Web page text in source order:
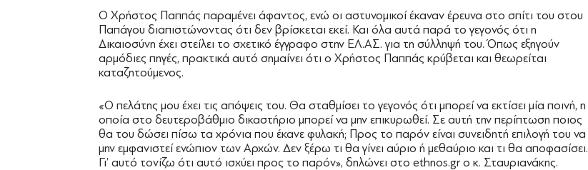
Ο Χρήστος Παππάς παραμένει άφαντος, ενώ οι αστυνομικοί έκαναν έρευνα στο σπίτι του στου
Παπάγου διαπιστώνοντας ότι δεν βρίσκεται εκεί. Και όλα αυτά παρά το γεγονός ότι η
Δικαιοσύνη έχει στείλει το σχετικό έγγραφο στην ΕΛ.ΑΣ. για τη σύλληψή του. Όπως εξηγούν
αρμόδιες πηγές, πρακτικά αυτό σημαίνει ότι ο Χρήστος Παππάς κρύβεται και θεωρείται
καταζητούμενος.
«Ο πελάτης μου έχει τις απόψεις του. Θα σταθμίσει το γεγονός ότι μπορεί να εκτίσει μία ποινή, η
οποία στο δευτεροβάθμιο δικαστήριο μπορεί να μην επικυρωθεί. Σε αυτή την περίπτωση ποιος
θα του δώσει πίσω τα χρόνια που έκανε φυλακή; Προς το παρόν είναι συνειδητή επιλογή του να
μην εμφανιστεί ενώπιον των Αρχών. Δεν ξέρω τι θα γίνει αύριο ή μεθαύριο και τι θα αποφασίσει.
Γι’ αυτό τονίζω ότι αυτό ισχύει προς το παρόν», δηλώνει στο ethnos.gr ο κ. Σταυριανάκης.